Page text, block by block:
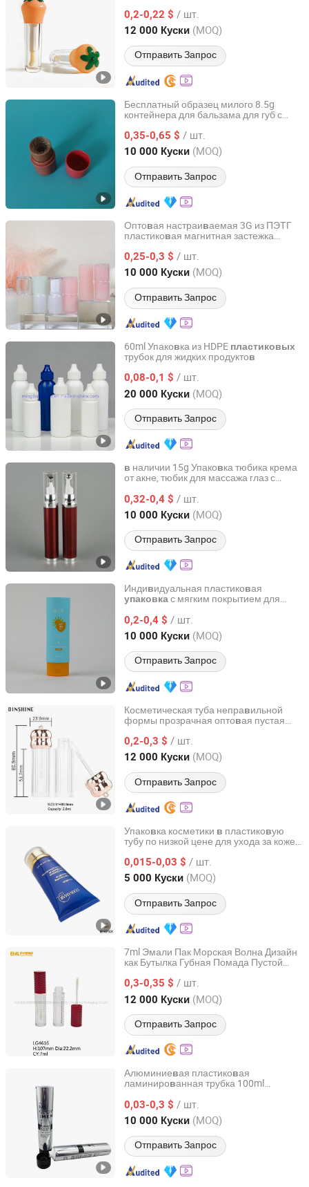
Косметической Губной Помады
Упаковка Для Губной Помады
0,2-0,22 $ / шт.
12 000 Куски (MOQ)
Отправить Запрос
Guangdong, China с 2022
Бесплатный образец милого 8.5g
контейнера для бальзама для губ с
пластиков ая трубка для сы
губ, блеска, упако вки для
косметического румянца
0,35-0,65 $ / шт.
10 000 Куски (MOQ)
Отправить Запрос
Shaoxing Derong Import & Export Co., Ltd.
Zhejiang, China с 2025
Оптовая настраиваемая 3G из ПЭТГ
пластиковая магнитная застежка
упаковкакосметики
0,25-0,3 $ / шт.
10 000 Куски (MOQ)
Отправить Запрос
Shenzhen Xiansu Technology Co., Ltd.
Guangdong, China с 2026
60ml Упаковка из HDPE пластиковых
трубок для жидких продуктов
0,08-0,1 $ / шт.
20 000 Куски (MOQ)
Отправить Запрос
Hubei Mingda Plastics Products Co., Ltd.
Hubei, China с 2017
в наличии 15g Упаковка тюбика крема
от акне, тюбик для массажа глаз с
упаковкатюбика
0,32-0,4 $ / шт.
10 000 Куски (MOQ)
Отправить Запрос
Ningbo Langyi Plastic Industry Co., Ltd.
Zhejiang, China с 2026
Индивидуальная пластиковая
упаковкас мягким покрытием для
0,2-0,4 $ / шт.
10 000 Куски (MOQ)
Отправить Запрос
Belpack (Shanghai) Packaging Co., Ltd.
Shanghai, China с 2024
Косметическая туба неправильной
формы прозрачная оптовая пустая
для губ
0,2-0,3 $ / шт.
12 000 Куски (MOQ)
Отправить Запрос
Zhuhai Dinshine Plastic Products Co., Ltd.
Guangdong, China с 2025
Упаковка косметики в пластиковую
тубу по низкой цене для ухода за кожей,
крема для рук
0,015-0,03 $ / шт.
5 000 Куски (MOQ)
Отправить Запрос
YANGZHOU BENEPACK CO., LTD.
Jiangsu, China с 2024
7ml Эмали Пак Морская Волна Дизайн
как Бутылка Губная Помада Пустой
Пластико вая Трубка Упако
Макияжа
0,3-0,35 $ / шт.
12 000 Куски (MOQ)
Отправить Запрос
Shantou Emily Cosmetics Packaging Co., Ltd
Guangdong, China с 2024
Алюминиевая пластиковая
ламинированная трубка 100ml
рук
0,03-0,3 $ / шт.
10 000 Куски (MOQ)
Отправить Запрос
Suzhou Sanxin Tube Co., Ltd.
Jiangsu, China с 2021